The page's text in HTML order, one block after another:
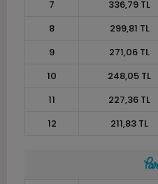
7 336,79 TL
8
299,81 TL
9
271,06 TL
10
248,05 TL
11
227,36 TL
12
211,83 TL